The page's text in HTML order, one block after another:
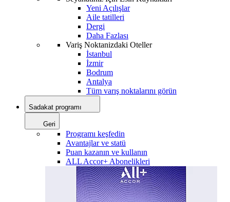
Yeni Açılışlar
Aile tatilleri
Dergi
Daha Fazlası
Variş Noktanizdaki Oteller
İstanbul
İzmir
Bodrum
Antalya
Tüm varış noktalarını görün
Sadakat programı
Geri
Programı keşfedin
Avantajlar ve statü
Puan kazanın ve kullanın
ALL Accor+ Abonelikleri